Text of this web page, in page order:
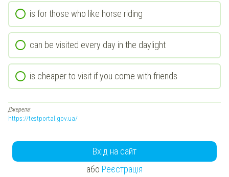
is for those who like horse riding
can be visited every day in the daylight
is cheaper to visit if you come with friends
Джерела:
https://testportal.gov.ua/
Вхід на сайт
або Реєстрація